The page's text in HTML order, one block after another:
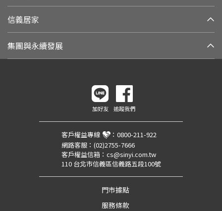
信義居家
集團與永續發展
加好友 追蹤我們
客戶權益專線 ： 0800-211-922
網路客服： (02)2755-7666
客戶權益信箱： cs@sinyi.com.tw
110 台北市信義區信義路五段100號
門市據點
服務條款